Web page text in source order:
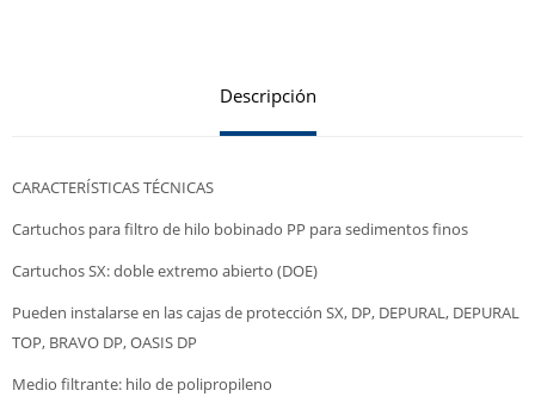
Descripción
CARACTERÍSTICAS TÉCNICAS
Cartuchos para filtro de hilo bobinado PP para sedimentos finos
Cartuchos SX: doble extremo abierto (DOE)
Pueden instalarse en las cajas de protección SX, DP, DEPURAL, DEPURAL
TOP, BRAVO DP, OASIS DP
Medio filtrante: hilo de polipropileno